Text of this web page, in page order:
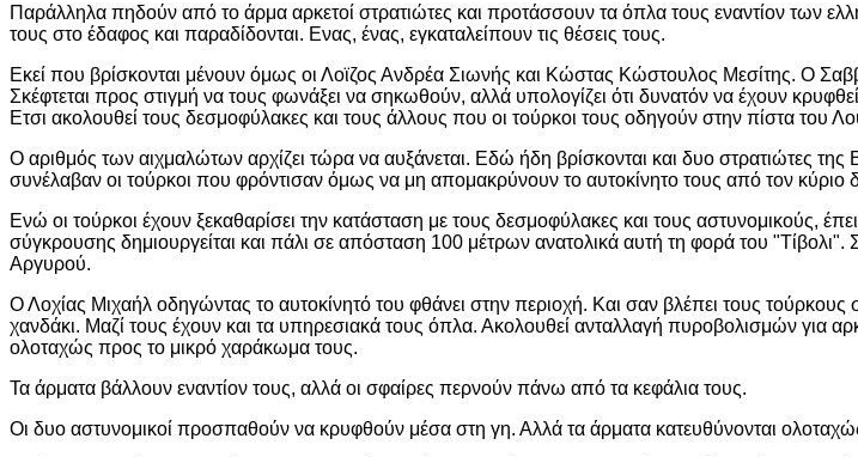
Παράλληλα πηδούν από το άρμα αρκετοί στρατιώτες και προτάσσουν τα όπλα τους εναντίον των
τους στο έδαφος και παραδίδονται. Ενας, ένας, εγκαταλείπουν τις θέσεις τους.
Εκεί που βρίσκονται μένουν όμως οι Λοϊζος Ανδρέα Σιωνής και Κώστας Κώστουλος Μεσίτης. Ο
Σκέφτεται προς στιγμή να τους φωνάξει να σηκωθούν, αλλά υπολογίζει ότι δυνατόν να έχουν
Ετσι ακολουθεί τους δεσμοφύλακες και τους άλλους που οι τούρκοι τους οδηγούν στην πίστα του
Ο αριθμός των αιχμαλώτων αρχίζει τώρα να αυξάνεται. Εδώ ήδη βρίσκονται και δυο στρατιώτες
συνέλαβαν οι τούρκοι που φρόντισαν όμως να μη απομακρύνουν το αυτοκίνητο τους από τον
Ενώ οι τούρκοι έχουν ξεκαθαρίσει την κατάσταση με τους δεσμοφύλακες και τους αστυνομικούς,
σύγκρουσης δημιουργείται και πάλι σε απόσταση 100 μέτρων ανατολικά αυτή τη φορά του
Αργυρού.
Ο Λοχίας Μιχαήλ οδηγώντας το αυτοκίνητό του φθάνει στην περιοχή. Και σαν βλέπει τους
χανδάκι. Μαζί τους έχουν και τα υπηρεσιακά τους όπλα. Ακολουθεί ανταλλαγή πυροβολισμών για
ολοταχώς προς το μικρό χαράκωμα τους.
Τα άρματα βάλλουν εναντίον τους, αλλά οι σφαίρες περνούν πάνω από τα κεφάλια τους.
Οι δυο αστυνομικοί προσπαθούν να κρυφθούν μέσα στη γη. Αλλά τα άρματα κατευθύνονται